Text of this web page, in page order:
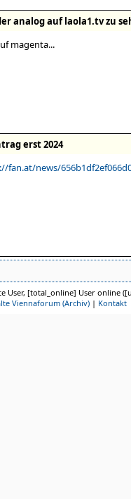
analog auf laola1.tv zu
magenta...
erst 2024
fan.at/news/
User, [total_online] User online
Viennaforum (Archiv) | Kontakt